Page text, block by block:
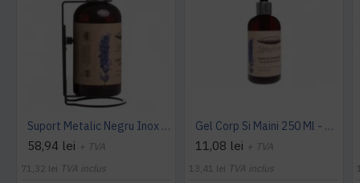
Suport Metalic Negru Inox 250ml - Botanika
58,94 lei + TVA
71,32 lei TVA inclus
Gel Corp Si Maini 250 Ml - Botanika Lavanda
11,08 lei + TVA
13,41 lei TVA inclus